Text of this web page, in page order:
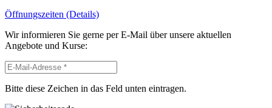
Öffnungszeiten (Details)
Wir informieren Sie gerne per E-Mail über unsere aktuellen
Angebote und Kurse:
Bitte diese Zeichen in das Feld unten eintragen.